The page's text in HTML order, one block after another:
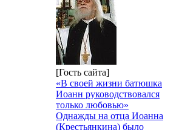
[Гость сайта]
«В своей жизни батюшка
Иоанн руководствовался
только любовью»
Однажды на отца Иоанна
(Крестьянкина) было